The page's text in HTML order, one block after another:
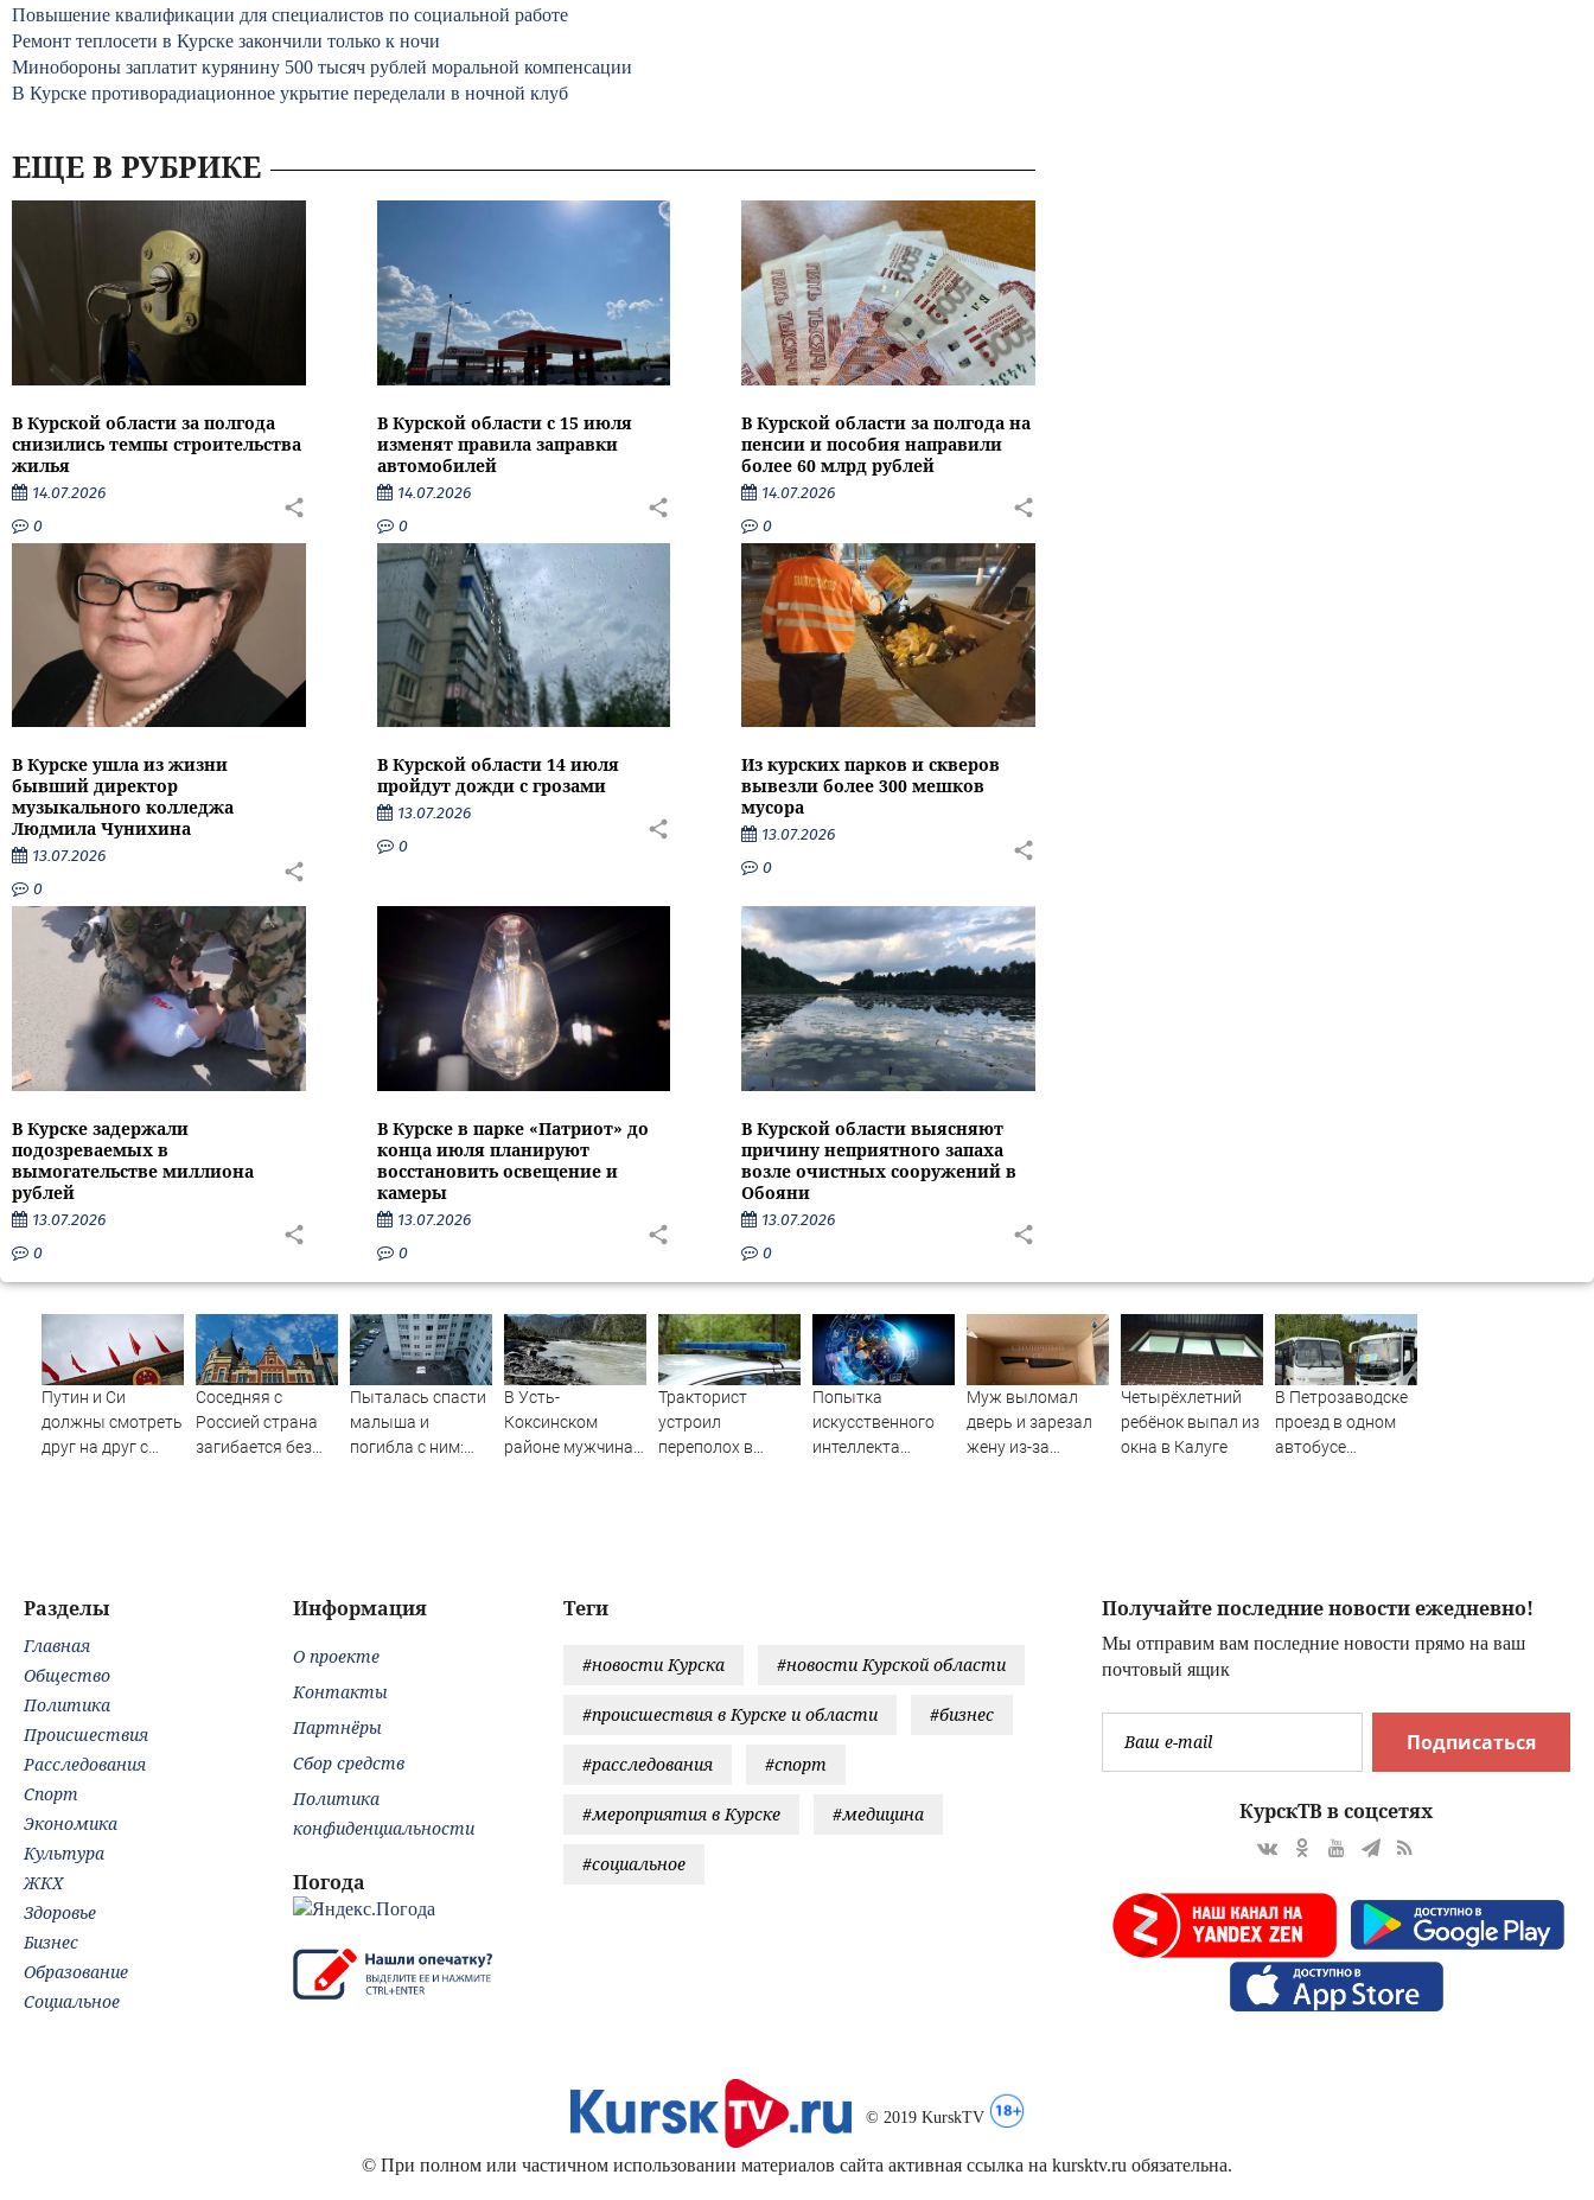
Повышение квалификации для специалистов по социальной работе
Ремонт теплосети в Курске закончили только к ночи
Минобороны заплатит курянину 500 тысяч рублей моральной компенсации
В Курске противорадиационное укрытие переделали в ночной клуб
ЕЩЕ В РУБРИКЕ
В Курской области за полгода
снизились темпы строительства
жилья
14.07.2026
0
В Курской области с 15 июля
изменят правила заправки
автомобилей
14.07.2026
0
В Курской области за полгода на
пенсии и пособия направили
более 60 млрд рублей
14.07.2026
0
В Курске ушла из жизни
бывший директор
музыкального колледжа
Людмила Чунихина
13.07.2026
0
В Курской области 14 июля
пройдут дожди с грозами
13.07.2026
0
Из курских парков и скверов
вывезли более 300 мешков
мусора
13.07.2026
0
В Курске задержали
подозреваемых в
вымогательстве миллиона
рублей
13.07.2026
0
В Курске в парке «Патриот» до
конца июля планируют
восстановить освещение и
камеры
13.07.2026
0
В Курской области выясняют
причину неприятного запаха
возле очистных сооружений в
Обояни
13.07.2026
0
Путин и Си
должны смотреть
друг на друг с
Соседняя с
Россией страна
загибается без
Пыталась спасти
малыша и
погибла с ним:
В Усть-
Коксинском
районе мужчина
Тракторист
устроил
переполох в
Попытка
искусственного
интеллекта
Муж выломал
дверь и зарезал
жену из-за
Четырёхлетний
ребёнок выпал из
окна в Калуге
В Петрозаводске
проезд в одном
автобусе
Получайте последние новости ежедневно!
Мы отправим вам последние новости прямо на ваш
почтовый ящик
Подписаться
КурскТВ в соцсетях
Теги
#новости Курска #новости Курской области
#происшествия в Курске и области #бизнес
#расследования #спорт
#мероприятия в Курске #медицина
#социальное
Разделы
Главная
Общество
Политика
Происшествия
Расследования
Спорт
Экономика
Культура
ЖКХ
Здоровье
Бизнес
Образование
Социальное
Информация
О проекте
Контакты
Партнёры
Сбор средств
Политика
конфиденциальности
Погода
© 2019 KurskTV
© При полном или частичном использовании материалов сайта активная ссылка на kursktv.ru обязательна.